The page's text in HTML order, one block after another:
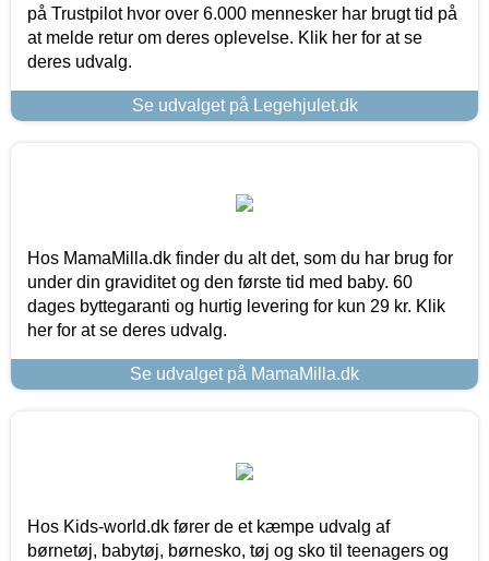
på Trustpilot hvor over 6.000 mennesker har brugt tid på
at melde retur om deres oplevelse. Klik her for at se
deres udvalg.
Se udvalget på Legehjulet.dk
Hos MamaMilla.dk finder du alt det, som du har brug for
under din graviditet og den første tid med baby. 60
dages byttegaranti og hurtig levering for kun 29 kr. Klik
her for at se deres udvalg.
Se udvalget på MamaMilla.dk
Hos Kids-world.dk fører de et kæmpe udvalg af
børnetøj, babytøj, børnesko, tøj og sko til teenagers og